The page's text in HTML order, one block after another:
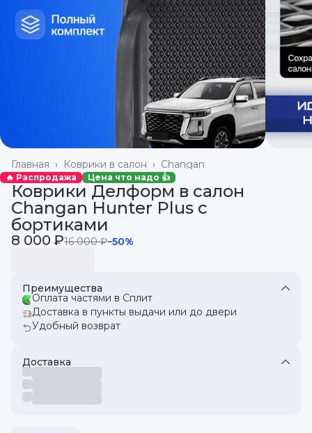
Changan
Коврики в салон ›
Главная ›
🔥 Распродажа Цена что надо 👍
Коврики Делформ в салон
Changan Hunter Plus с
бортиками
8 000 ₽16 000 ₽−50%
Преимущества
Оплата частями в Сплит
Доставка в пункты выдачи или до двери
Удобный возврат
Доставка